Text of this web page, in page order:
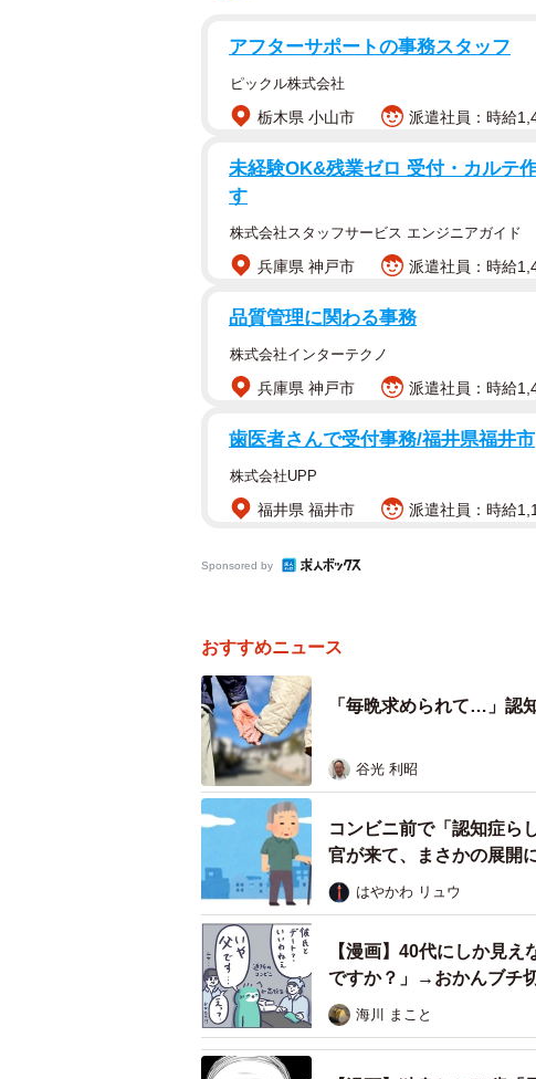
おばさんになったら「安心」と揶揄され
ないようです。
がりで手握ってきたんだって」
「うちの母も、もうおばあちゃんなのに
「母も喫茶店に行くのが楽しみだったの
ました」
してると言っていました」
投稿には、同様のエピソードも多く寄せ
その後の投稿で「複数人に心配されてお
ングは続けるそうです。 お世辞を言って
学歴とか職業に自信があるタイプらしい
ayatoraさんに詳しく話をお聞きしました。
――この男性とお母さまのお付き合いは長
「そうですね、35〜45年くらい前でしょ
が、親しくした記憶は無さそうです」
――どうしてその男性はお母さまのこと
「母は社交的で愛想がいいからだと思い
本人もモテるタイプだと自覚はあるそう
――お母さまはこの男性のことをどのよ
「母の早朝ウォーキングコースにその方
んですが、それまであまり会うようなこ
にいたことが待ち伏せに感じて恐怖だった
アフターサポートの事務スタッフ
ピックル株式会社
栃木県 小山市 派遣社員：時給
未経験OK&残業ゼロ 受付・カルテ
す
株式会社スタッフサービス エンジニアガイド
兵庫県 神戸市 派遣社員：時給
品質管理に関わる事務
株式会社インターテクノ
兵庫県 神戸市 派遣社員：時給
歯医者さんで受付事務/福井県福井市
株式会社UPP
福井県 福井市 派遣社員：時給
Sponsored by
おすすめニュース
「毎晩求められて…」認
谷光 利昭
コンビニ前で「認知症ら
官が来て、まさかの展開
はやかわ リュウ
【漫画】40代にしか見
ですか？」→おかんブチ
海川 まこと